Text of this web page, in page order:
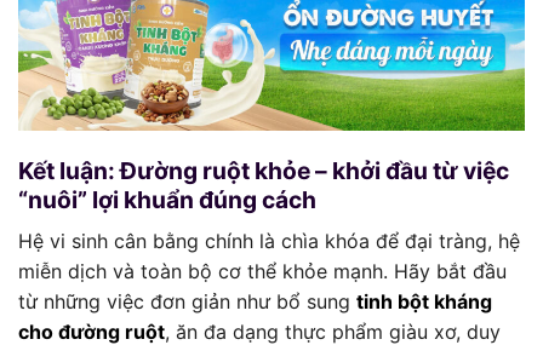
Kết luận: Đường ruột khỏe – khởi đầu từ việc
“nuôi” lợi khuẩn đúng cách
Hệ vi sinh cân bằng chính là chìa khóa để đại tràng, hệ
miễn dịch và toàn bộ cơ thể khỏe mạnh. Hãy bắt đầu
từ những việc đơn giản như bổ sung tinh bột kháng
cho đường ruột, ăn đa dạng thực phẩm giàu xơ, duy